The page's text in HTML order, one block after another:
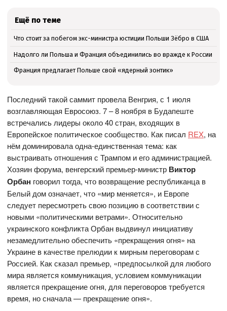
Ещё по теме
Что стоит за побегом экс-министра юстиции Польши Зёбро в США
Надолго ли Польша и Франция объединились во вражде к России
Франция предлагает Польше свой «ядерный зонтик»
Последний такой саммит провела Венгрия, с 1 июля
возглавляющая Евросоюз. 7 – 8 ноября в Будапеште
встречались лидеры около 40 стран, входящих в
Европейское политическое сообщество. Как писал REX, на
нём доминировала одна-единственная тема: как
выстраивать отношения с Трампом и его администрацией.
Хозяин форума, венгерский премьер-министр Виктор
Орбан говорил тогда, что возвращение республиканца в
Белый дом означает, что «мир меняется», и Европе
следует пересмотреть свою позицию в соответствии с
новыми «политическими ветрами». Относительно
украинского конфликта Орбан выдвинул инициативу
незамедлительно обеспечить «прекращения огня» на
Украине в качестве прелюдии к мирным переговорам с
Россией. Как сказал премьер, «предпосылкой для любого
мира является коммуникация, условием коммуникации
является прекращение огня, для переговоров требуется
время, но сначала — прекращение огня».